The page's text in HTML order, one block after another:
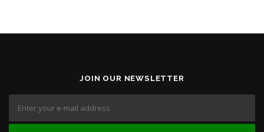
JOIN OUR NEWSLETTER